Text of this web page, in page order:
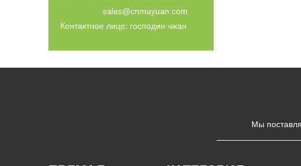
sales@cnmuyuan.com
Контактное лицо: господин чжан
Мы